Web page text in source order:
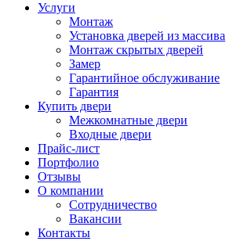
Услуги
Монтаж
Установка дверей из массива
Монтаж скрытых дверей
Замер
Гарантийное обслуживание
Гарантия
Купить двери
Межкомнатные двери
Входные двери
Прайс-лист
Портфолио
Отзывы
О компании
Сотрудничество
Вакансии
Контакты